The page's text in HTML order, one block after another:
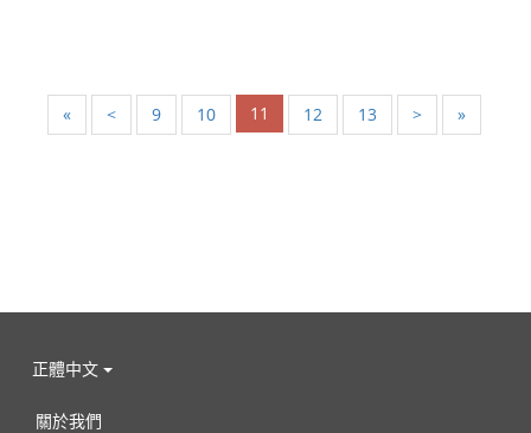
« < 9 10 11 12 13 > »
正體中文
關於我們